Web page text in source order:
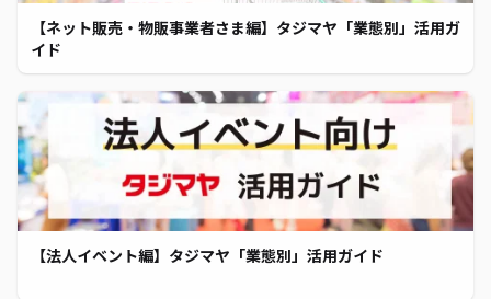
【ネット販売・物販事業者さま編】タジマヤ「業態別」活用ガ
イド
【法人イベント編】タジマヤ「業態別」活用ガイド